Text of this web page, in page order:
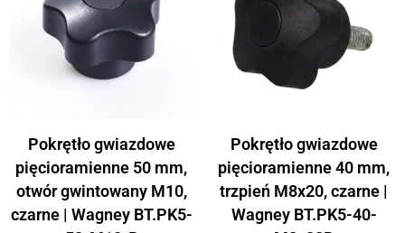
Pokrętło gwiazdowe
pięcioramienne 50 mm,
otwór gwintowany M10,
czarne | Wagney BT.PK5-
Pokrętło gwiazdowe
pięcioramienne 40 mm,
trzpień M8x20, czarne |
Wagney BT.PK5-40-